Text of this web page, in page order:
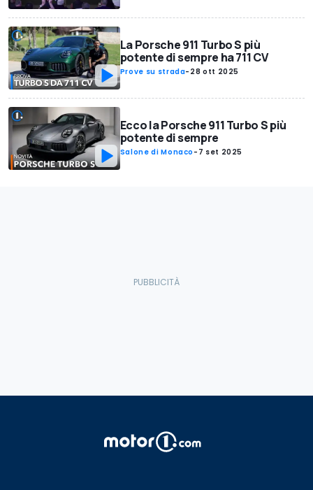
La Porsche 911 Turbo S più
potente di sempre ha 711 CV
Prove su strada- 28 ott 2025
Ecco la Porsche 911 Turbo S più
potente di sempre
Salone di Monaco - 7 set 2025